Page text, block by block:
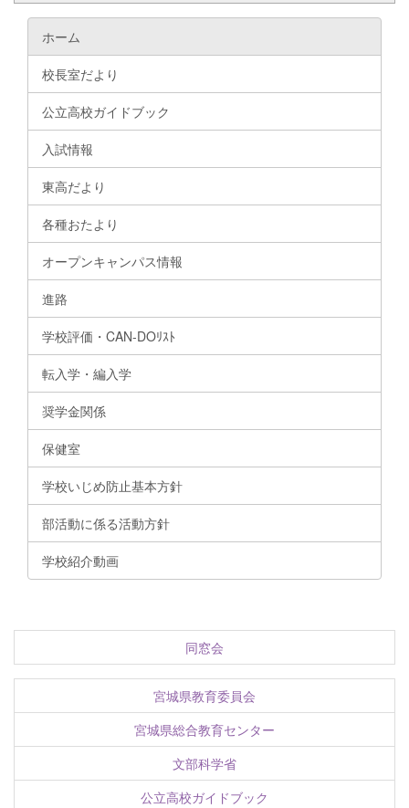
ホーム
校長室だより
公立高校ガイドブック
入試情報
東高だより
各種おたより
オープンキャンパス情報
進路
学校評価・CAN-DOﾘｽﾄ
転入学・編入学
奨学金関係
保健室
学校いじめ防止基本方針
部活動に係る活動方針
学校紹介動画
同窓会
宮城県教育委員会
宮城県総合教育センター
文部科学省
公立高校ガイドブック